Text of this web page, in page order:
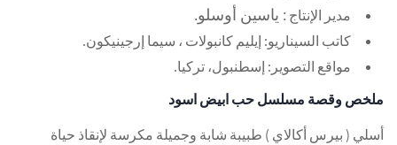
مدير الإنتاج : ياسين أوسلو.
كاتب السيناريو: إيليم كانبولات ، سيما إرجينيكون.
مواقع التصوير: إسطنبول، تركيا.
ملخص وقصة مسلسل حب ابيض اسود
أسلي ( بيرس أكالاي ) طبيبة شابة وجميلة مكرسة لإنقاذ حياة